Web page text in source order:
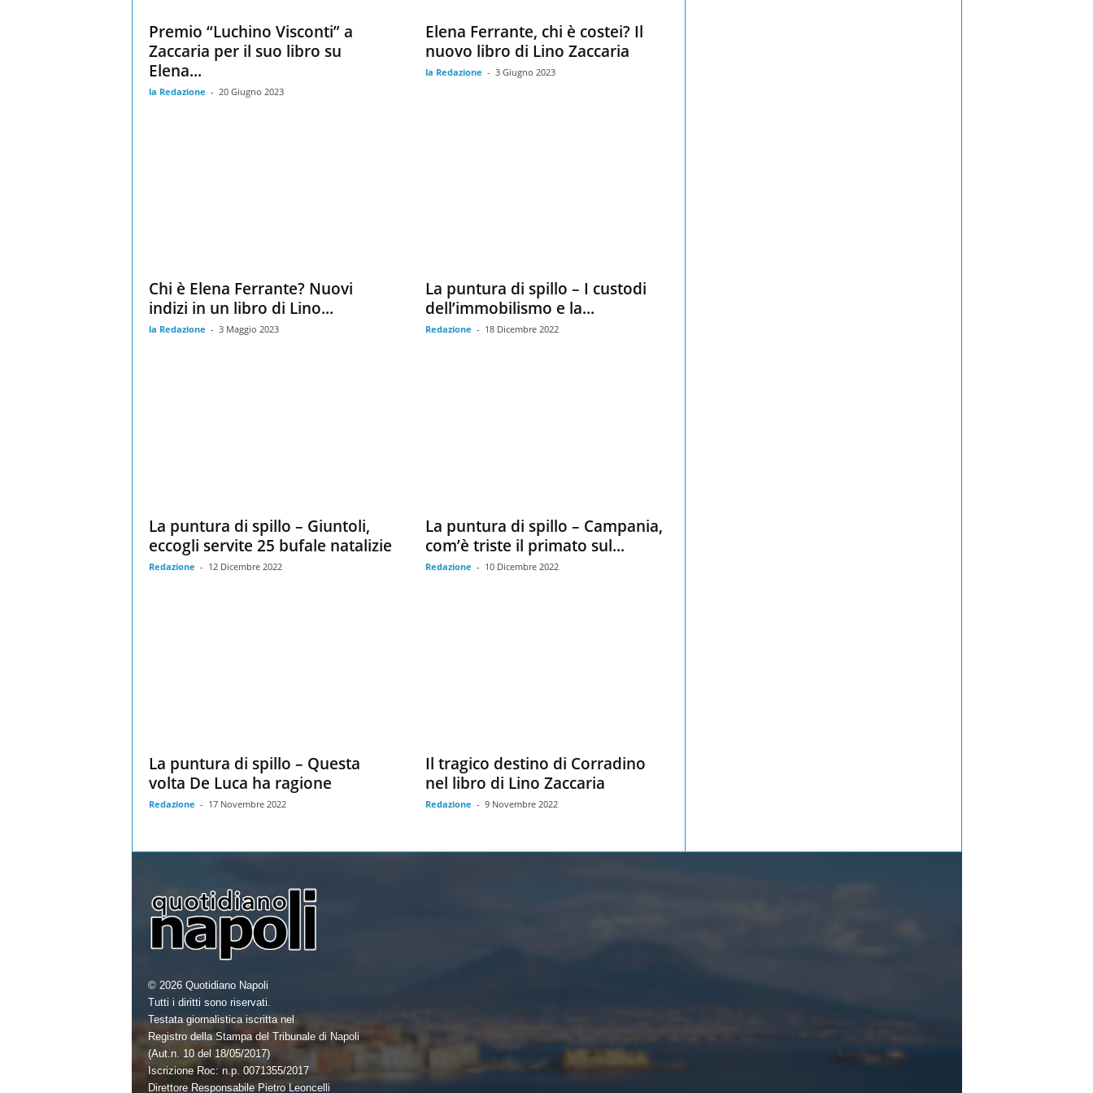
Premio “Luchino Visconti” a
Zaccaria per il suo libro su
Elena...
la Redazione - 20 Giugno 2023
Elena Ferrante, chi è costei? Il
nuovo libro di Lino Zaccaria
la Redazione - 3 Giugno 2023
Chi è Elena Ferrante? Nuovi
indizi in un libro di Lino...
la Redazione - 3 Maggio 2023
La puntura di spillo – I custodi
dell’immobilismo e la...
Redazione - 18 Dicembre 2022
La puntura di spillo – Giuntoli,
eccogli servite 25 bufale natalizie
Redazione - 12 Dicembre 2022
La puntura di spillo – Campania,
com’è triste il primato sul...
Redazione - 10 Dicembre 2022
La puntura di spillo – Questa
volta De Luca ha ragione
Redazione - 17 Novembre 2022
Il tragico destino di Corradino
nel libro di Lino Zaccaria
Redazione - 9 Novembre 2022
© 2026 Quotidiano Napoli
Tutti i diritti sono riservati.
Testata giornalistica iscritta nel
Registro della Stampa del Tribunale di Napoli
(Aut.n. 10 del 18/05/2017)
Iscrizione Roc: n.p. 0071355/2017
Direttore Responsabile Pietro Leoncelli